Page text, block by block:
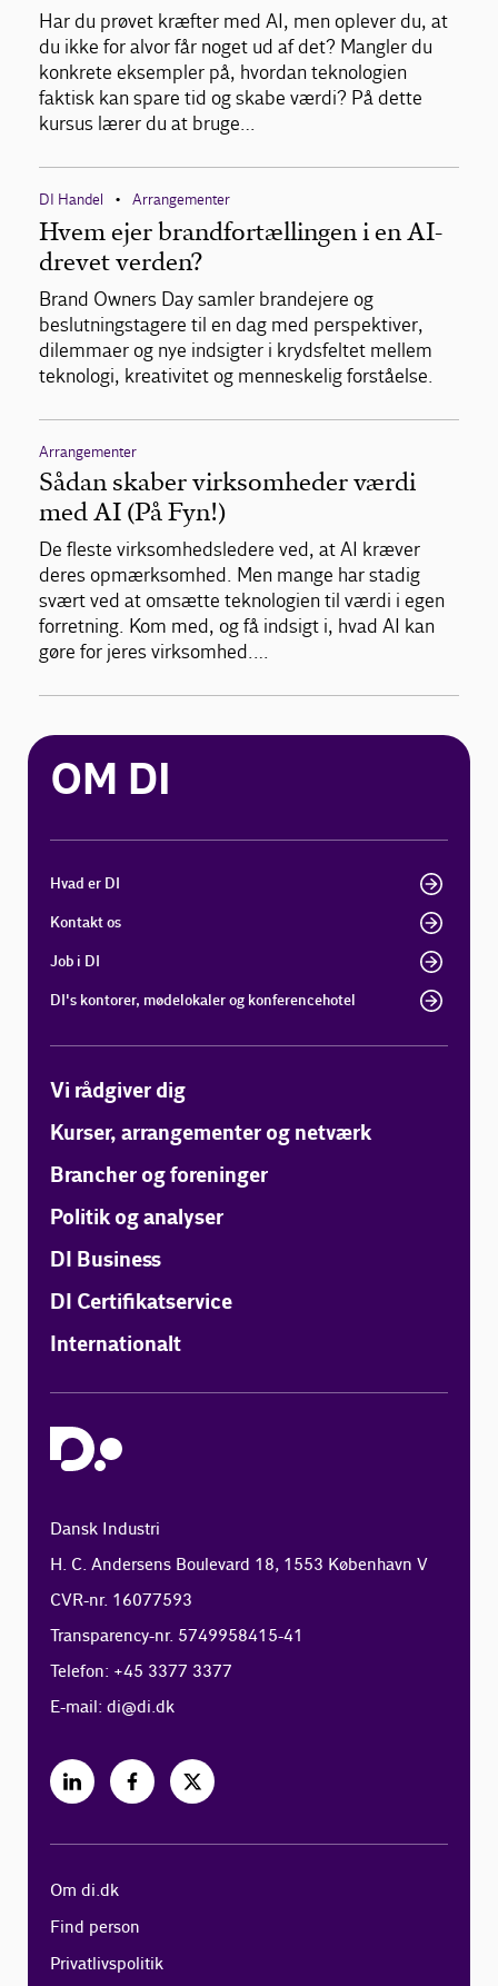
Har du prøvet kræfter med AI, men oplever du, at
du ikke for alvor får noget ud af det? Mangler du
konkrete eksempler på, hvordan teknologien
faktisk kan spare tid og skabe værdi? På dette
kursus lærer du at bruge…
DI Handel • Arrangementer
Hvem ejer brandfortællingen i en AI-
drevet verden?
Brand Owners Day samler brandejere og
beslutningstagere til en dag med perspektiver,
dilemmaer og nye indsigter i krydsfeltet mellem
teknologi, kreativitet og menneskelig forståelse.
Arrangementer
Sådan skaber virksomheder værdi
med AI (På Fyn!)
De fleste virksomhedsledere ved, at AI kræver
deres opmærksomhed. Men mange har stadig
svært ved at omsætte teknologien til værdi i egen
forretning. Kom med, og få indsigt i, hvad AI kan
gøre for jeres virksomhed.…
OM DI
Hvad er DI
Kontakt os
Job i DI
DI's kontorer, mødelokaler og konferencehotel
Vi rådgiver dig
Kurser, arrangementer og netværk
Brancher og foreninger
Politik og analyser
DI Business
DI Certifikatservice
Internationalt
Dansk Industri
H. C. Andersens Boulevard 18, 1553 København V
CVR-nr. 16077593
Transparency-nr. 5749958415-41
Telefon: +45 3377 3377
E-mail:di@di.dk
Om di.dk
Find person
Privatlivspolitik